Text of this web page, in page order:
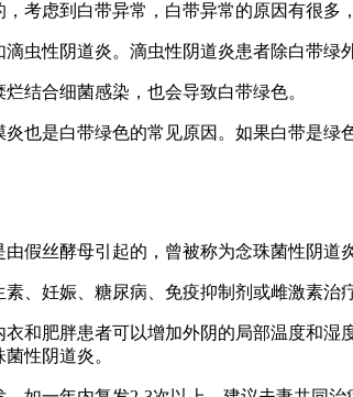
考虑到白带异常，白带异常的原因有很多
虫性阴道炎。滴虫性阴道炎患者除白带绿
结合细菌感染，也会导致白带绿色。
也是白带绿色的常见原因。如果白带是绿
假丝酵母引起的，曾被称为念珠菌性阴道炎
、妊娠、糖尿病、免疫抑制剂或雌激素治疗
和肥胖患者可以增加外阴的局部温度和
性阴道炎。